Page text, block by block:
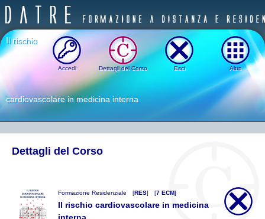
Accedi Dettagli del Corso Esci Altro
Il rischio
cardiovascolare in medicina interna
Dettagli del Corso
Formazione Residenziale [RES] [7 ECM]
Il rischio cardiovascolare in medicina